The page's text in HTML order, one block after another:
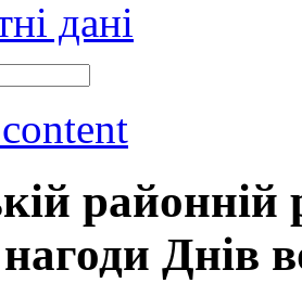
дані
районній
нагоди Днів